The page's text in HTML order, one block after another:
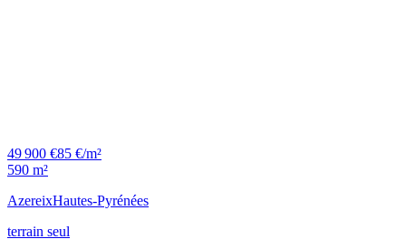
49 900 €85 €/m²
590 m²
AzereixHautes-Pyrénées
terrain seul